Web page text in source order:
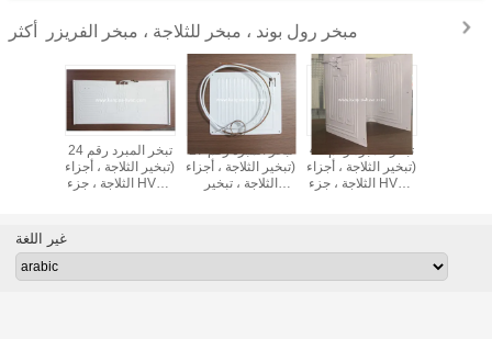
مبخر رول بوند ، مبخر للثلاجة ، مبخر الفريزر
تبخر المبرد رقم 24
(تبخير الثلاجة ، أجزاء
الثلاجة ، جزء HVAC
تبخر المبرد رقم 27
(تبخير الثلاجة ، أجزاء
الثلاجة ، تبخير
تبخر المبرد رقم 48
(تبخير الثلاجة ، أجزاء
الثلاجة ، جزء HVAC
غير اللغة